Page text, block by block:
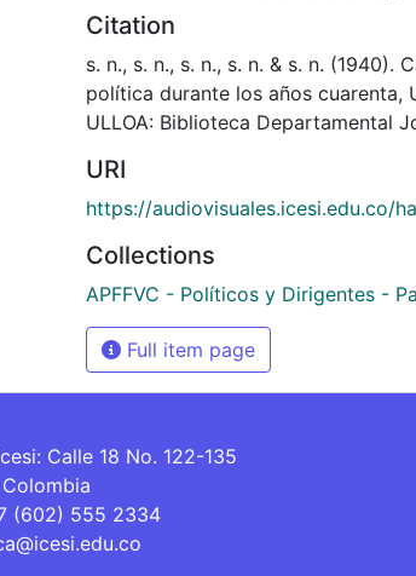
Citation
s. n., s. n., s. n., s. n. & s. n. (1940).
política durante los años cuarenta,
ULLOA: Biblioteca Departamental
URI
https://audiovisuales.icesi.edu.co/
Collections
APFFVC - Políticos y Dirigentes -
Full item page
Calle 18 No. 122-135
(602) 555 2334